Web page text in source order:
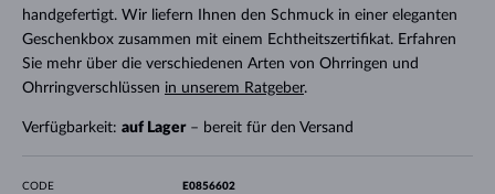
handgefertigt. Wir liefern Ihnen den Schmuck in einer eleganten
Geschenkbox zusammen mit einem Echtheitszertifikat. Erfahren
Sie mehr über die verschiedenen Arten von Ohrringen und
Ohrringverschlüssen in unserem Ratgeber.
Verfügbarkeit: auf Lager– bereit für den Versand
CODE E0856602